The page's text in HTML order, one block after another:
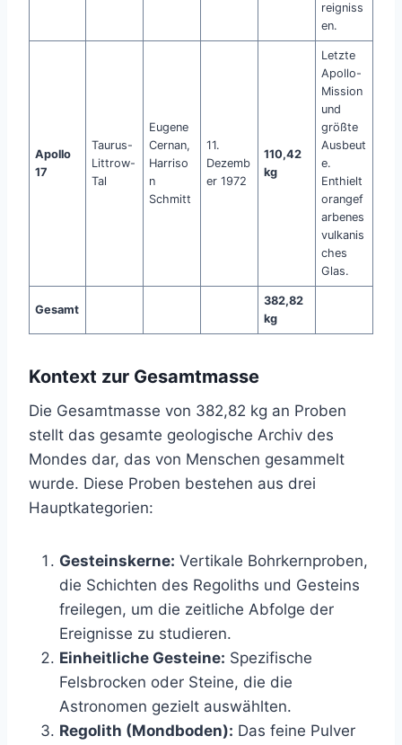
reigniss
en.
Apollo
17
Taurus-
Littrow-
Tal
Eugene
Cernan,
Harriso
n
Schmitt
11.
Dezemb
er 1972
110,42
kg
Letzte
Apollo-
Mission
und
größte
Ausbeut
e.
Enthielt
orangef
arbenes
vulkanis
ches
Glas.
Gesamt
382,82
kg
Kontext zur Gesamtmasse
Die Gesamtmasse von 382,82 kg an Proben
stellt das gesamte geologische Archiv des
Mondes dar, das von Menschen gesammelt
wurde. Diese Proben bestehen aus drei
Hauptkategorien:
Gesteinskerne: Vertikale Bohrkernproben,
die Schichten des Regoliths und Gesteins
freilegen, um die zeitliche Abfolge der
Ereignisse zu studieren.
Einheitliche Gesteine: Spezifische
Felsbrocken oder Steine, die die
Astronomen gezielt auswählten.
Regolith (Mondboden): Das feine Pulver